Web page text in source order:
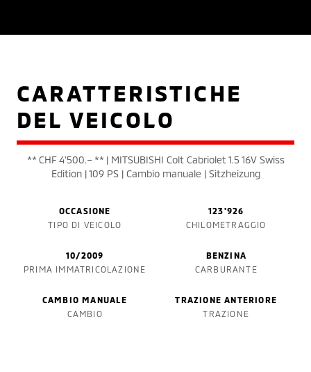
CARATTERISTICHE
DEL VEICOLO
** CHF 4'500.– ** | MITSUBISHI Colt Cabriolet 1.5 16V Swiss
Edition | 109 PS | Cambio manuale | Sitzheizung
OCCASIONE
TIPO DI VEICOLO
123'926
CHILOMETRAGGIO
10/2009
PRIMA IMMATRICOLAZIONE
BENZINA
CARBURANTE
CAMBIO MANUALE
CAMBIO
TRAZIONE ANTERIORE
TRAZIONE